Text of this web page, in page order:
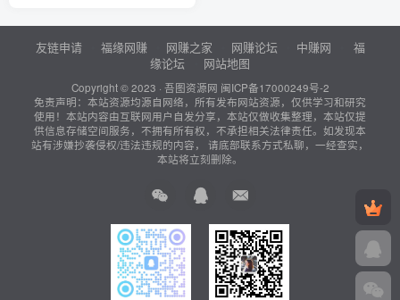
友链申请 福缘网赚 网赚之家 网赚论坛 中赚网
福
缘论坛
网站地图
Copyright © 2023 · 吾图资源网 闽ICP备17000249号-2
免责声明：本站资源均源自网络，所有发布网站资源，仅供学习和研究
使用！本站内容由互联网用户自发分享，本站仅做收集整理，本站仅提
供信息存储空间服务，不拥有所有权，不承担相关法律责任。如发现本
站有涉嫌抄袭侵权/违法违规的内容， 请底部联系方式私聊，一经查实，
本站将立刻删除。